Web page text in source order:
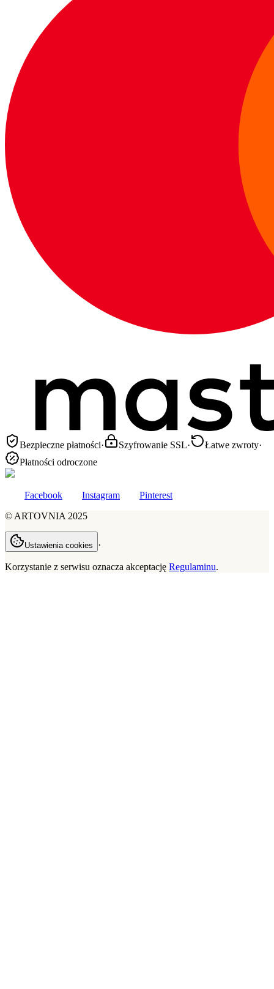
Bezpieczne płatności· Szyfrowanie SSL· Łatwe zwroty·
Płatności odroczone
Facebook Instagram
Pinterest
© ARTOVNIA 2025
Ustawienia cookies ·
Korzystanie z serwisu oznacza akceptację Regulaminu.